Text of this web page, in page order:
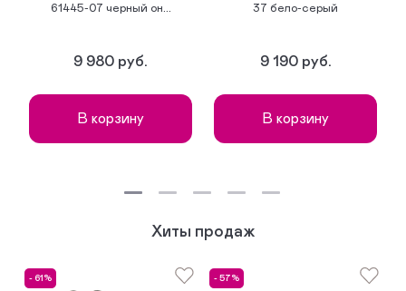
61445-07 черный он...
9 980 руб.
В корзину
37 бело-серый
9 190 руб.
В корзину
Хиты продаж
- 61% - 57%